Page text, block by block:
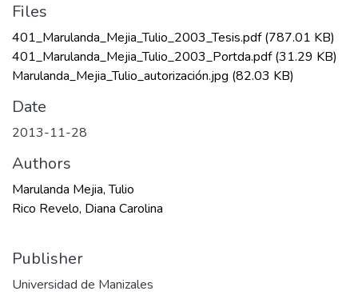
Files
401_Marulanda_Mejia_Tulio_2003_Tesis.pdf(787.01 KB)
401_Marulanda_Mejia_Tulio_2003_Portda.pdf(31.29 KB)
Marulanda_Mejia_Tulio_autorización.jpg (82.03 KB)
Date
2013-11-28
Authors
Marulanda Mejia, Tulio
Rico Revelo, Diana Carolina
Publisher
Universidad de Manizales